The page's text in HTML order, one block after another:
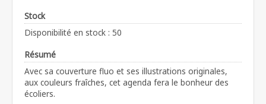
Stock
Disponibilité en stock : 50
Résumé
Avec sa couverture fluo et ses illustrations originales,
aux couleurs fraîches, cet agenda fera le bonheur des
écoliers.